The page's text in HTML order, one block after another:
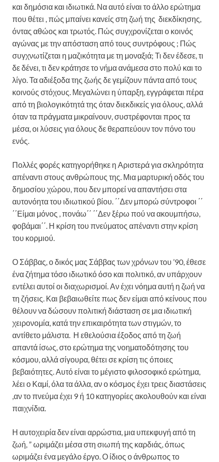
και δημόσια και ιδιωτικά. Να αυτό είναι το άλλο ερώτημα
που θέτει , πώς μπαίνει κανείς στη ζωή της διεκδίκησης,
όντας αθώος και τρωτός. Πώς συγχρονίζεται ο κοινός
αγώνας με την απόσταση από τους συντρόφους ; Πώς
συγχνωτίζεται η μαζικότητα με τη μοναξιά; Τι δεν έδεσε, τι
δε δένει, τι δεν κράτησε το νήμα ανάμεσα στο πολύ και το
λίγο. Τα αδιέξοδα της ζωής δε γεμίζουν πάντα από τους
κοινούς στόχους. Μεγαλώνει η ύπαρξη, εγγράφεται πέρα
από τη βιολογικότητά της όταν διεκδικείς για όλους, αλλά
όταν τα πράγματα μικραίνουν, συστρέφονται προς τα
μέσα, οι λύσεις για όλους δε θεραπεύουν τον πόνο του
ενός.
Πολλές φορές κατηγορήθηκε η Αριστερά για σκληρότητα
απέναντι στους ανθρώπους της. Μια μαρτυρική οδός του
δημοσίου χώρου, που δεν μπορεί να απαντήσει στα
αυτονόητα του ιδιωτικού βίου. ΄΄Δεν μπορώ σύντροφοι ΄΄
΄΄Είμαι μόνος , πονάω΄΄ ΄΄Δεν ξέρω πού να ακουμπήσω,
φοβάμαι΄΄. Η κρίση του πνεύματος απέναντι στην κρίση
του κορμιού.
Ο Σάββας, ο δικός μας Σάββας των χρόνων του ’90, έθεσε
ένα ζήτημα τόσο ιδιωτικό όσο και πολιτικό, αν υπάρχουν
εντέλει αυτοί οι διαχωρισμοί. Αν έχει νόημα αυτή η ζωή να
τη ζήσεις. Και βεβαιωθείτε πως δεν είμαι από κείνους που
θέλουν να δώσουν πολιτική διάσταση σε μια ιδιωτική
χειρονομία, κατά την επικαιρότητα των στιγμών, το
αντίθετο μάλιστα. Η εθελούσια έξοδος από τη ζωή
απαντά ίσως, στο ερώτημα της νοηματοδότησης του
κόσμου, αλλά σίγουρα, θέτει σε κρίση τις όποιες
βεβαιότητες. Αυτό είναι το μέγιστο φιλοσοφικό ερώτημα,
λέει ο Καμί, όλα τα άλλα, αν ο κόσμος έχει τρεις διαστάσεις
,αν το πνεύμα έχει 9 ή 10 κατηγορίες ακολουθούν και είναι
παιχνίδια.
Η αυτοχειρία δεν είναι αρρώστια, μια υπεκφυγή από τη
ζωή, ” ωριμάζει μέσα στη σιωπή της καρδιάς, όπως
ωριμάζει ένα μεγάλο έργο. Ο ίδιος ο άνθρωπος το